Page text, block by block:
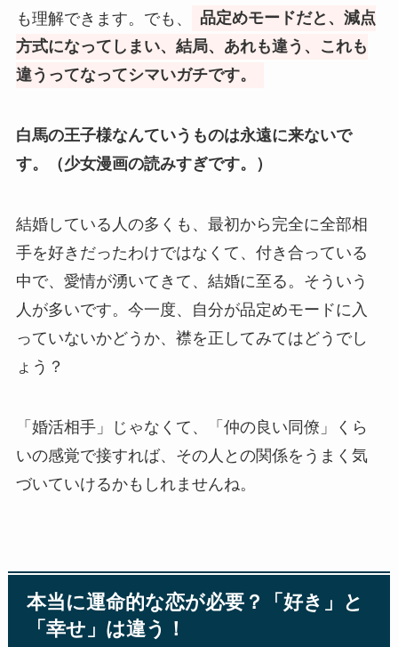
も理解できます。でも、
品定めモードだと、減点
方式になってしまい、結局、あれも違う、これも
違うってなってシマいガチです。
白馬の王子様なんていうものは永遠に来ないで
す。（少女漫画の読みすぎです。）
結婚している人の多くも、最初から完全に全部相
手を好きだったわけではなくて、付き合っている
中で、愛情が湧いてきて、結婚に至る。そういう
人が多いです。今一度、自分が品定めモードに入
っていないかどうか、襟を正してみてはどうでし
ょう？
「婚活相手」じゃなくて、「仲の良い同僚」くら
いの感覚で接すれば、その人との関係をうまく気
づいていけるかもしれませんね。
本当に運命的な恋が必要？「好き」と
「幸せ」は違う！